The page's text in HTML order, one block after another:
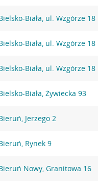
Biała, ul. Wzgórze 18
Biała, ul. Wzgórze 18
Biała, ul. Wzgórze 18
Biała, Żywiecka 93
Jerzego 2
Rynek 9
Nowy, Granitowa 16